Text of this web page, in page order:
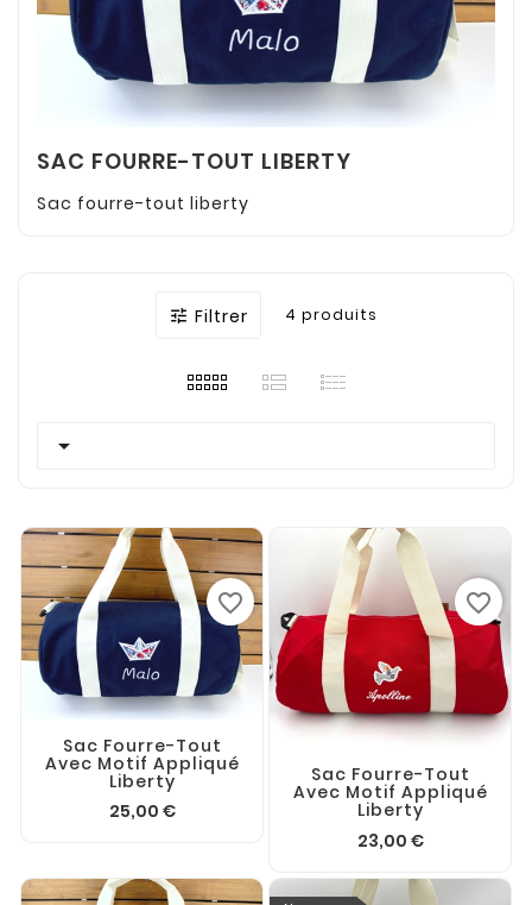
SAC FOURRE-TOUT LIBERTY
Sac fourre-tout liberty
 Filtrer 4 produits

Sac Fourre-Tout
Avec Motif Appliqué
Liberty
25,00 €
favorite_border
Sac Fourre-Tout
Avec Motif Appliqué
Liberty
23,00 €
favorite_border